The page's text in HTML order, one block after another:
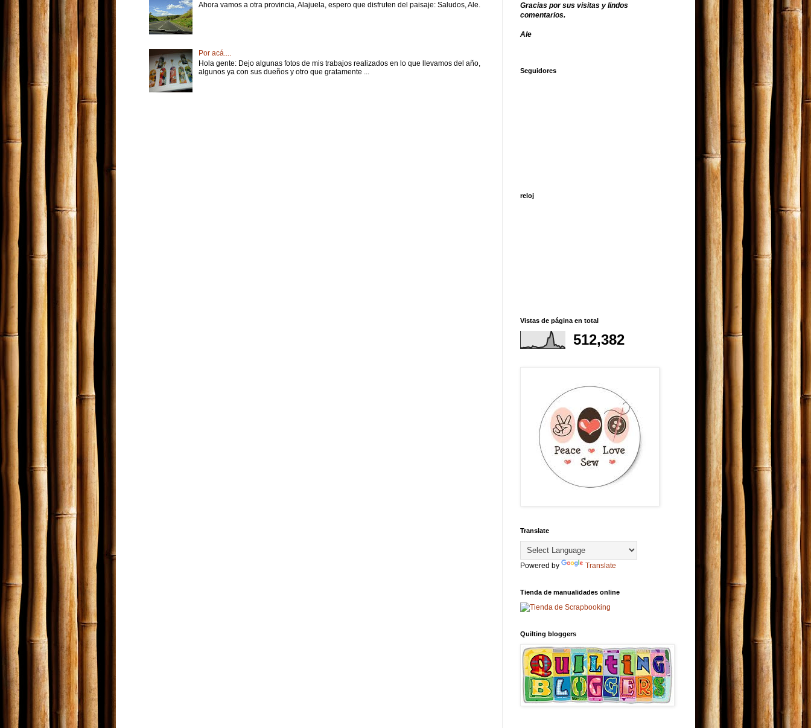
Ahora vamos a otra provincia, Alajuela, espero que disfruten del paisaje: Saludos, Ale.
Por acá....
Hola gente: Dejo algunas fotos de mis trabajos realizados en lo que llevamos del año,
algunos ya con sus dueños y otro que gratamente ...
Gracias por sus visitas y lindos
comentarios.
Ale
Seguidores
reloj
Vistas de página en total
512,382
Translate
Powered by Translate
Tienda de manualidades online
Quilting bloggers